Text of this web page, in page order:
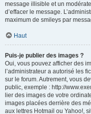
message illisible et un
d’effacer le message.
maximum de smileys par
Haut
Puis-je publier des images ?
Oui, vous pouvez afficher des
l’administrateur a autorisé les
sur le forum. Autrement, vous
public, exemple : http://
lier des images de votre
images placées derrière des
aux lettres Hotmail ou Yahoo!,